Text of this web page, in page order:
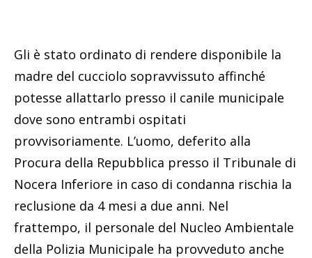
Gli è stato ordinato di rendere disponibile la
madre del cucciolo sopravvissuto affinché
potesse allattarlo presso il canile municipale
dove sono entrambi ospitati
provvisoriamente. L’uomo, deferito alla
Procura della Repubblica presso il Tribunale di
Nocera Inferiore in caso di condanna rischia la
reclusione da 4 mesi a due anni. Nel
frattempo, il personale del Nucleo Ambientale
della Polizia Municipale ha provveduto anche